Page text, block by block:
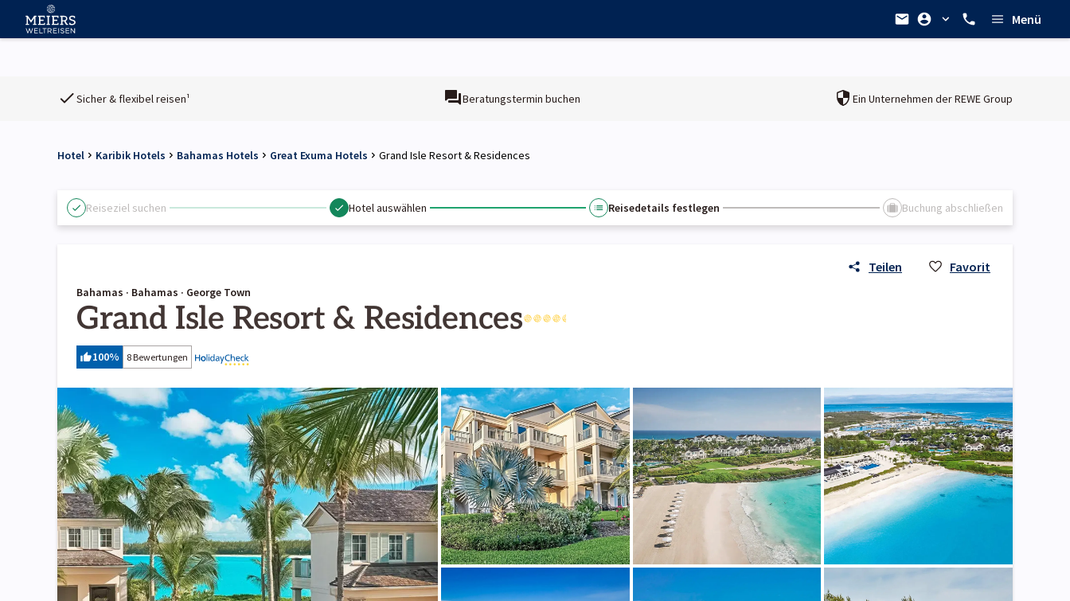
Menü
Sicher & flexibel reisen¹ Beratungstermin buchen Ein Unternehmen derREWE Group
Hotel Karibik Hotels Bahamas Hotels Great Exuma Hotels Grand Isle Resort & Residences
Reiseziel suchen Hotel auswählen Reisedetails festlegen Buchung abschließen
Teilen Favorit
Bahamas · Bahamas · George Town
Grand Isle Resort & Residences
100% 8 Bewertungen